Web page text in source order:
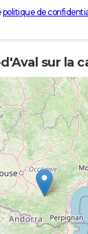
politique de
sur la